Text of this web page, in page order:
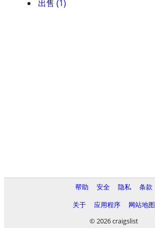
出售 (1)
帮助 安全 隐私
条款
关于
应用程序
网站地图
© 2026 craigslist